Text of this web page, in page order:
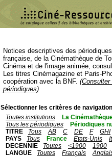
Notices descriptives des
française, de la Cinémathèque de
Cinéma et de l'image animée,
Les titres Cinémagazine et Paris-
coopération avec la BNF.
périodiques)
Sélectionner les critères de
Toutes institutions
La
Tous les périodiques
Périodiques
TITRE
Tous AB C DE F
GHI
PAYS
Tous France Etats-Unis
DECENNIE
Toutes <1900
1900
LANGUE
Toutes Français